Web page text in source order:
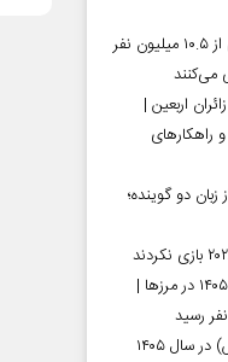
آمار معلولیت در ایران | بیش از ۱۰.۵ میلیون نفر
می‌کنند
اربعین |
زبان دو گوینده؛
آغاز رسمی برنامه‌های اربعین ۱۴۰۵ در مرز‌ها |
قیمت قبر در بهشت زهرا (س) در سال ۱۴۰۵